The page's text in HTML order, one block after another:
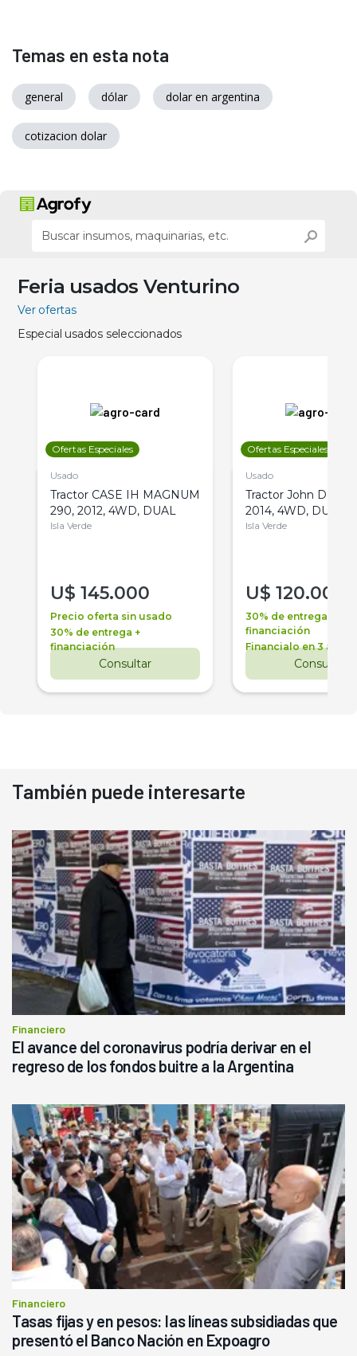
Temas en esta nota
general dólar dolar en argentina
cotizacion dolar
Feria usados Venturino
Ver ofertas
Especial usados seleccionados
Ofertas Especiales
Usado
Tractor CASE IH MAGNUM
290, 2012, 4WD, DUAL
Isla Verde
U$ 145.000
Precio oferta sin usado
30% de entrega +
financiación
Consultar
Ofertas Especiales
Usado
Tractor John Deere
2014, 4WD, DUAL
Isla Verde
U$ 120.000
30% de entrega +
financiación
Financialo en 3 años
Consultar
También puede interesarte
Financiero
El avance del coronavirus podría derivar en el
regreso de los fondos buitre a la Argentina
Financiero
Tasas fijas y en pesos: las líneas subsidiadas que
presentó el Banco Nación en Expoagro